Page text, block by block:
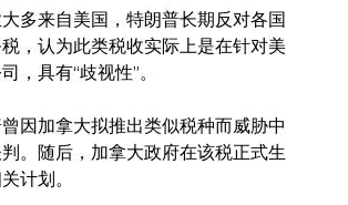
多来自美国，特朗普长期反对各国
，认为此类税收实际上是在针对美
，具有“歧视性”。
因加拿大拟推出类似税种而威胁中
。随后，加拿大政府在该税正式生
计划。